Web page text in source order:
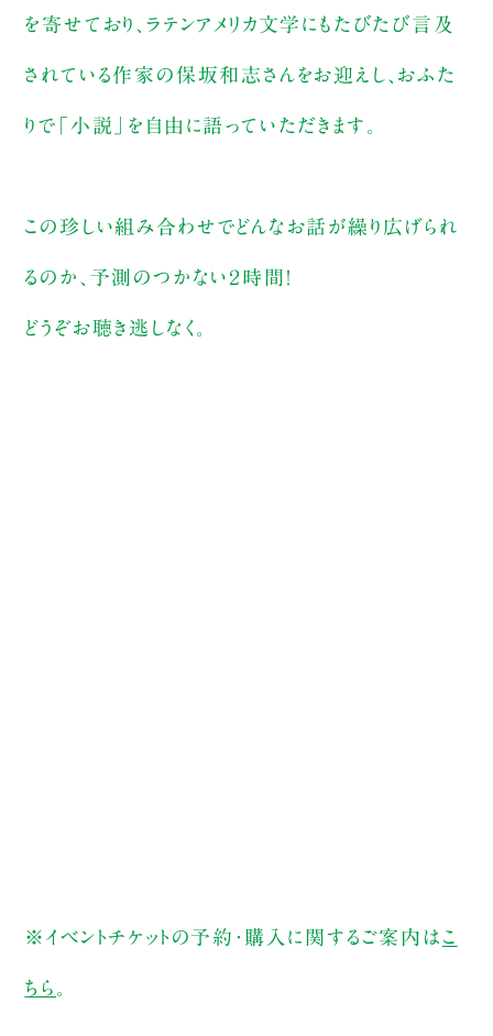
を寄せており、ラテンアメリカ文学にもたびたび言及
されている作家の保坂和志さんをお迎えし、おふた
りで「小説」を自由に語っていただきます。
この珍しい組み合わせでどんなお話が繰り広げられ
るのか、予測のつかない２時間！
どうぞお聴き逃しなく。
※イベントチケットの予約・購入に関するご案内は こ
ちら